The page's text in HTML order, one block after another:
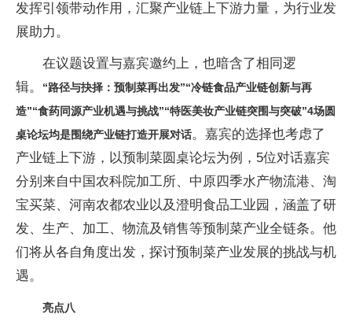
发挥引领带动作用，汇聚产业链上下游力量，为行业发
展助力。
在议题设置与嘉宾邀约上，也暗含了相同逻
辑。
“路径与抉择：预制菜再出发”“冷链食品产业链创新与再
造”“食药同源产业机遇与挑战”“特医美妆产业链突围与突破”4场圆
桌论坛均是围绕产业链打造开展对话。嘉宾的选择也考虑了
产业链上下游，以预制菜圆桌论坛为例，5位对话嘉宾
分别来自中国农科院加工所、中原四季水产物流港、淘
宝买菜、河南农都农业以及澄明食品工业园，涵盖了研
发、生产、加工、物流及销售等预制菜产业全链条。他
们将从各自角度出发，探讨预制菜产业发展的挑战与机
遇。
亮点八